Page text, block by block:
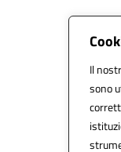
Il
sono